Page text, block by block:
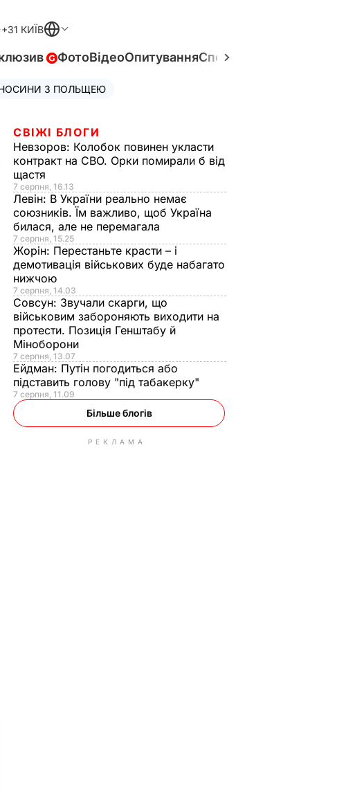
+31 КИЇВ
ФотоВідеоОпитуванняСпецпроєкти
З ПОЛЬЩЕЮ
СВІЖІ БЛОГИ
Невзоров: Колобок повинен укласти
контракт на СВО. Орки помирали б від
щастя
7 серпня, 16.13
Левін: В України реально немає
союзників. Їм важливо, щоб Україна
билася, але не перемагала
7 серпня, 15.25
Жорін: Перестаньте красти – і
демотивація військових буде набагато
нижчою
7 серпня, 14.03
Совсун: Звучали скарги, що
військовим забороняють виходити на
протести. Позиція Генштабу й
Міноборони
7 серпня, 13.07
Ейдман: Путін погодиться або
підставить голову "під табакерку"
7 серпня, 11.09
Більше блогів
РЕКЛАМА